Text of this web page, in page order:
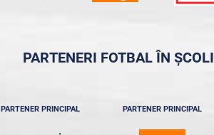
PARTENERI FOTBAL ÎN ȘCOLI
PARTENER PRINCIPAL PARTENER PRINCIPAL